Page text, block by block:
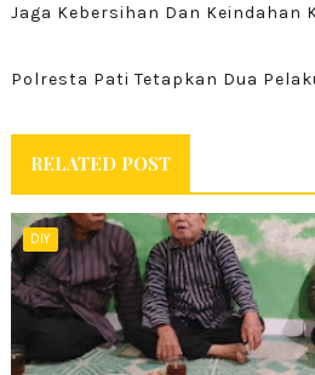
Jaga Kebersihan Dan Keindahan
Polresta Pati Tetapkan Dua
RELATED POST
DIY